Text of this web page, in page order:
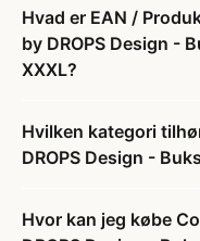
Hvad er EAN /
by DROPS Design -
XXXL?
Hvilken kategori
DROPS Design -
Hvor kan jeg købe